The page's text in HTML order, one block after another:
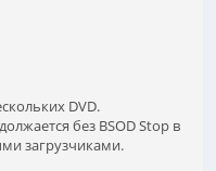
DVD.
без BSOD Stop в
загрузчиками.